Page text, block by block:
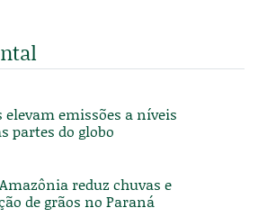
emissões a níveis
partes do globo
reduz chuvas e
de grãos no Paraná